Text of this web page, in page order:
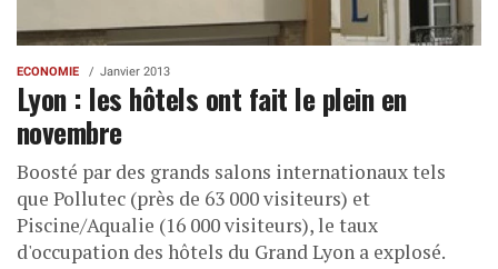
ECONOMIE Janvier 2013
Lyon : les hôtels ont fait le plein en
novembre
Boosté par des grands salons internationaux tels
que Pollutec (près de 63 000 visiteurs) et
Piscine/Aqualie (16 000 visiteurs), le taux
d'occupation des hôtels du Grand Lyon a explosé.